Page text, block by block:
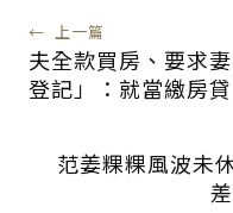
← 上一篇
夫全款買房、要求
登記」：就當繳房貸
范姜粿粿風波未